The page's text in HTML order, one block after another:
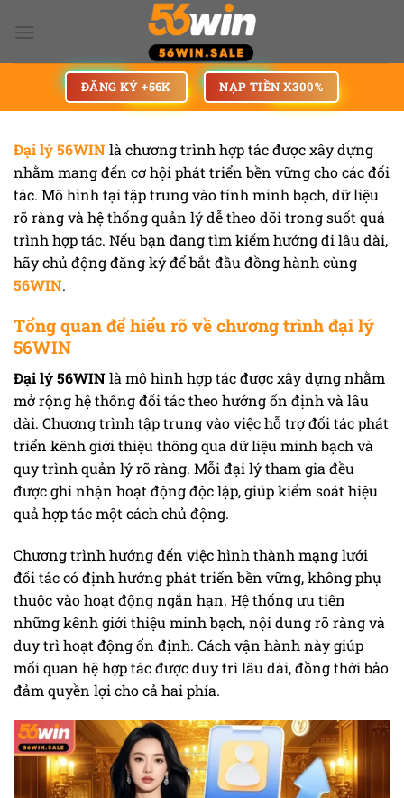
qua
ĐĂNG KÝ +56K NẠP TIỀN X300%
Đại lý 56WINlà chương trình hợp tác được xây dựng
nhằm mang đến cơ hội phát triển bền vững cho các đối
tác. Mô hình tại tập trung vào tính minh bạch, dữ liệu
rõ ràng và hệ thống quản lý dễ theo dõi trong suốt quá
trình hợp tác. Nếu bạn đang tìm kiếm hướng đi lâu dài,
hãy chủ động đăng ký để bắt đầu đồng hành cùng
56WIN.
Tổng quan để hiểu rõ về chương trình đại lý
56WIN
Đại lý 56WINlà mô hình hợp tác được xây dựng nhằm
mở rộng hệ thống đối tác theo hướng ổn định và lâu
dài. Chương trình tập trung vào việc hỗ trợ đối tác phát
triển kênh giới thiệu thông qua dữ liệu minh bạch và
quy trình quản lý rõ ràng. Mỗi đại lý tham gia đều
được ghi nhận hoạt động độc lập, giúp kiểm soát hiệu
quả hợp tác một cách chủ động.
Chương trình hướng đến việc hình thành mạng lưới
đối tác có định hướng phát triển bền vững, không phụ
thuộc vào hoạt động ngắn hạn. Hệ thống ưu tiên
những kênh giới thiệu minh bạch, nội dung rõ ràng và
duy trì hoạt động ổn định. Cách vận hành này giúp
mối quan hệ hợp tác được duy trì lâu dài, đồng thời bảo
đảm quyền lợi cho cả hai phía.